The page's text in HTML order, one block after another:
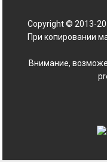
Copyright © 2013-
При копировании
Внимание,